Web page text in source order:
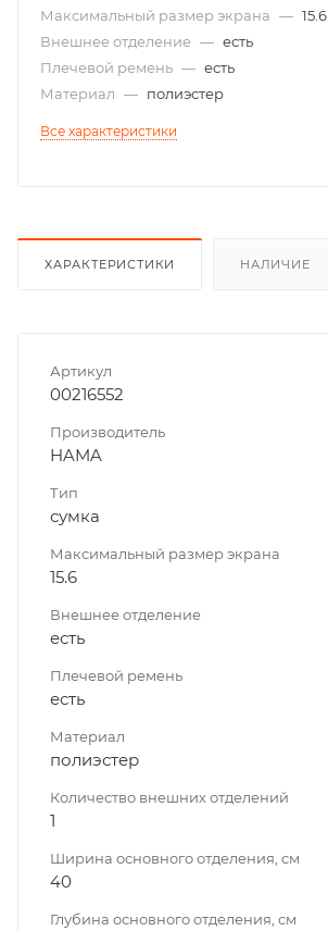
Максимальный размер экрана — 15.6
Внешнее отделение — есть
Плечевой ремень — есть
Материал — полиэстер
Все характеристики
ХАРАКТЕРИСТИКИ НАЛИЧИЕ
Артикул
00216552
Производитель
HAMA
Тип
сумка
Максимальный размер экрана
15.6
Внешнее отделение
есть
Плечевой ремень
есть
Материал
полиэстер
Количество внешних отделений
1
Ширина основного отделения, см
40
Глубина основного отделения, см